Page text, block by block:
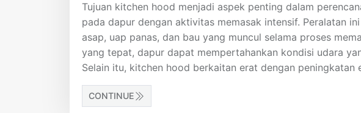
Tujuan kitchen hood menjadi aspek penting dalam
pada dapur dengan aktivitas memasak intensif. Peralatan
asap, uap panas, dan bau yang muncul selama proses
yang tepat, dapur dapat mempertahankan kondisi udara
Selain itu, kitchen hood berkaitan erat dengan peningkatan
CONTINUE